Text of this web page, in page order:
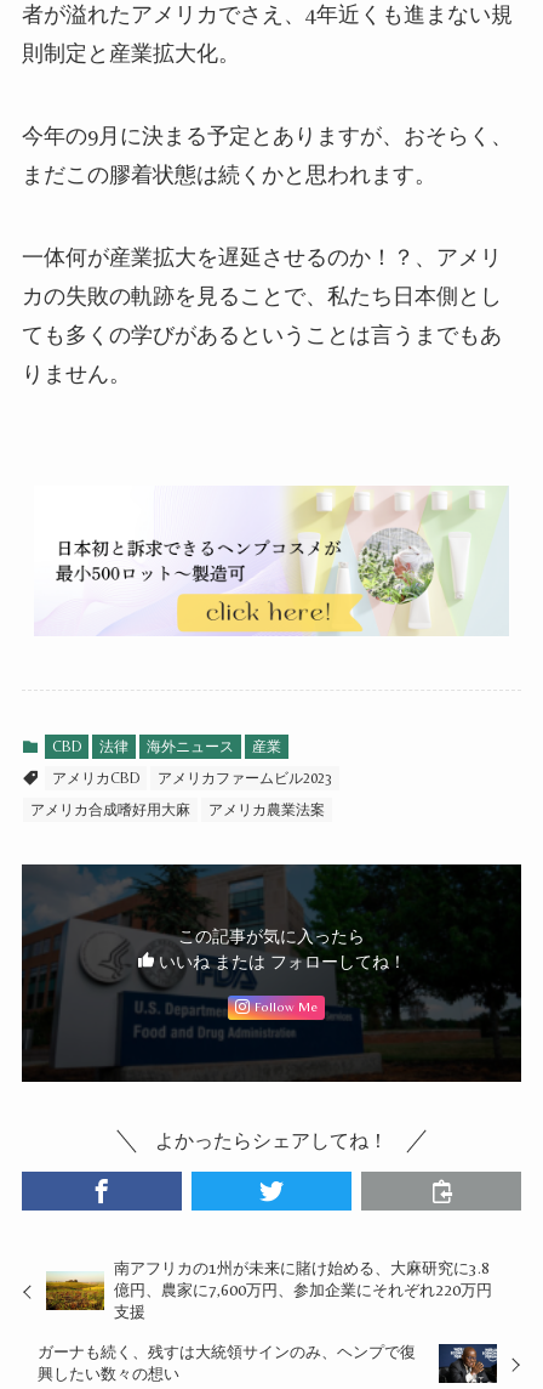
者が溢れたアメリカでさえ、 4年近くも進まない規
則制定と産業拡大化。
今年の9月に決まる予定とありますが、おそらく、
まだこの膠着状態は続くかと思われます。
一体何が産業拡大を遅延させるのか！？、アメリ
カの失敗の軌跡を見ることで、私たち日本側とし
ても多くの学びがあるということは言うまでもあ
りません。
CBD 法律 海外ニュース
産業
アメリカCBD
アメリカファームビル2023
アメリカ合成嗜好用大麻
アメリカ農業法案
この記事が気に入ったら
いいね または フォローしてね！
Follow Me
よかったらシェアしてね！
南アフリカの1州が未来に賭け始める、大麻研究に3.8
億円、農家に7,600万円、参加企業にそれぞれ220万円
支援
ガーナも続く、残すは大統領サインのみ、ヘンプで復
興したい数々の想い